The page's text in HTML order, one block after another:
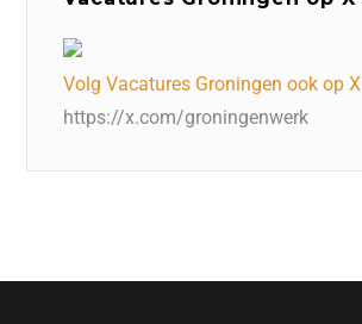
Volg Vacatures Groningen ook op X
https://x.com/groningenwerk